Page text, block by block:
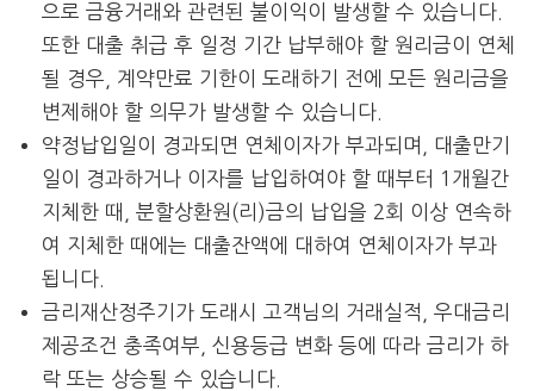
으로 금융거래와 관련된 불이익이 발생할 수 있습니다.
또한 대출 취급 후 일정 기간 납부해야 할 원리금이 연체
될 경우, 계약만료 기한이 도래하기 전에 모든 원리금을
변제해야 할 의무가 발생할 수 있습니다.
약정납입일이 경과되면 연체이자가 부과되며, 대출만기
일이 경과하거나 이자를 납입하여야 할 때부터 1개월간
지체한 때, 분할상환원(리)금의 납입을 2회 이상 연속하
여 지체한 때에는 대출잔액에 대하여 연체이자가 부과
됩니다.
금리재산정주기가 도래시 고객님의 거래실적, 우대금리
제공조건 충족여부, 신용등급 변화 등에 따라 금리가 하
락 또는 상승될 수 있습니다.